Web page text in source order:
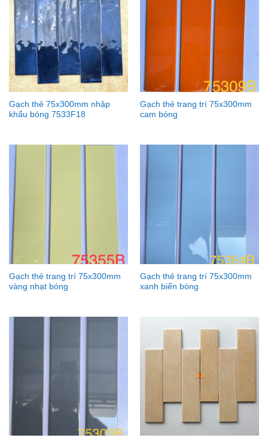
Gạch thẻ 75x300mm nhập
khẩu bóng 7533F18
Gạch thẻ trang trí 75x300mm
cam bóng
Gạch thẻ trang trí 75x300mm
vàng nhạt bóng
Gạch thẻ trang trí 75x300mm
xanh biển bóng